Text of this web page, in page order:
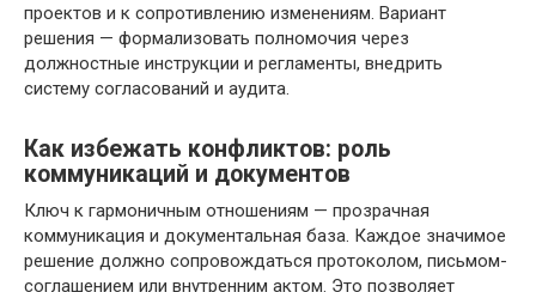
проектов и к сопротивлению изменениям. Вариант
решения — формализовать полномочия через
должностные инструкции и регламенты, внедрить
систему согласований и аудита.
Как избежать конфликтов: роль
коммуникаций и документов
Ключ к гармоничным отношениям — прозрачная
коммуникация и документальная база. Каждое значимое
решение должно сопровождаться протоколом, письмом-
соглашением или внутренним актом. Это позволяет